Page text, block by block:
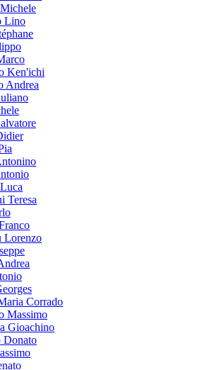
Lino
Ken'ichi
Andrea
Teresa
Lorenzo
Corrado
Massimo
Gioachino
Donato